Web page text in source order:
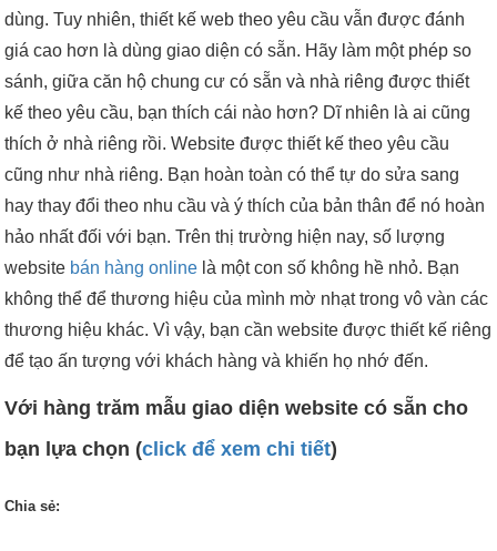
dùng. Tuy nhiên, thiết kế web theo yêu cầu vẫn được đánh
giá cao hơn là dùng giao diện có sẵn. Hãy làm một phép so
sánh, giữa căn hộ chung cư có sẵn và nhà riêng được thiết
kế theo yêu cầu, bạn thích cái nào hơn? Dĩ nhiên là ai cũng
thích ở nhà riêng rồi. Website được thiết kế theo yêu cầu
cũng như nhà riêng. Bạn hoàn toàn có thể tự do sửa sang
hay thay đổi theo nhu cầu và ý thích của bản thân để nó hoàn
hảo nhất đối với bạn. Trên thị trường hiện nay, số lượng
website bán hàng online là một con số không hề nhỏ. Bạn
không thể để thương hiệu của mình mờ nhạt trong vô vàn các
thương hiệu khác. Vì vậy, bạn cần website được thiết kế riêng
để tạo ấn tượng với khách hàng và khiến họ nhớ đến.
Với hàng trăm mẫu giao diện website có sẵn cho
bạn lựa chọn (click để xem chi tiết)
Chia sẻ: